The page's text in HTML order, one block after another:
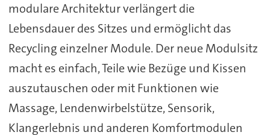
modulare Architektur verlängert die
Lebensdauer des Sitzes und ermöglicht das
Recycling einzelner Module. Der neue Modulsitz
macht es einfach, Teile wie Bezüge und Kissen
auszutauschen oder mit Funktionen wie
Massage, Lendenwirbelstütze, Sensorik,
Klangerlebnis und anderen Komfortmodulen